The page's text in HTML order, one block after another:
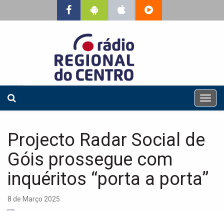
T
o
a
Projecto Radar Social de
Góis prossegue com
inquéritos “porta a porta”
8 de Março 2025